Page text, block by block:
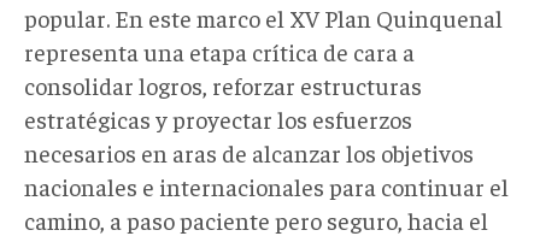
popular. En este marco el XV Plan Quinquenal
representa una etapa crítica de cara a
consolidar logros, reforzar estructuras
estratégicas y proyectar los esfuerzos
necesarios en aras de alcanzar los objetivos
nacionales e internacionales para continuar el
camino, a paso paciente pero seguro, hacia el